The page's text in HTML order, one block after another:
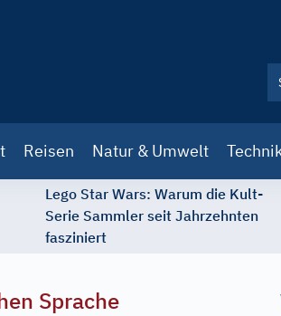
Reisen Natur & Umwelt
Lego Star Wars: Warum die Kult-
Serie Sammler seit Jahrzehnten
fasziniert
Sprache